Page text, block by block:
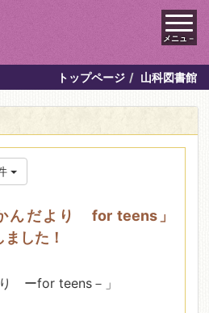
メニュ－
トップページ 山科図書館
んだより for teens」
した！
ーfor teens－」